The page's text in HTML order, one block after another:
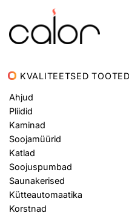
KVALITEETSED TOOTED
Ahjud
Pliidid
Kaminad
Soojamüürid
Katlad
Soojuspumbad
Saunakerised
Kütteautomaatika
Korstnad